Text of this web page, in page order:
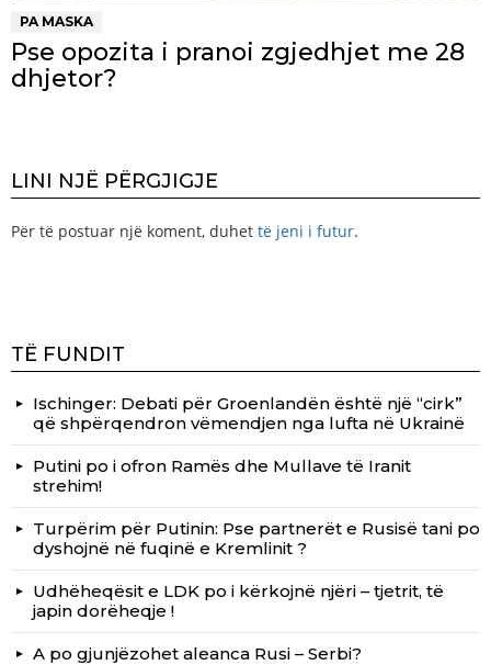
PA MASKA
Pse opozita i pranoi zgjedhjet me 28
dhjetor?
LINI NJË PËRGJIGJE
Për të postuar një koment, duhet të jeni i futur.
TË FUNDIT
Ischinger: Debati për Groenlandën është një “cirk”
që shpërqendron vëmendjen nga lufta në Ukrainë
Putini po i ofron Ramës dhe Mullave të Iranit
strehim!
Turpërim për Putinin: Pse partnerët e Rusisë tani po
dyshojnë në fuqinë e Kremlinit ?
Udhëheqësit e LDK po i kërkojnë njëri – tjetrit, të
japin dorëheqje !
A po gjunjëzohet aleanca Rusi – Serbi?